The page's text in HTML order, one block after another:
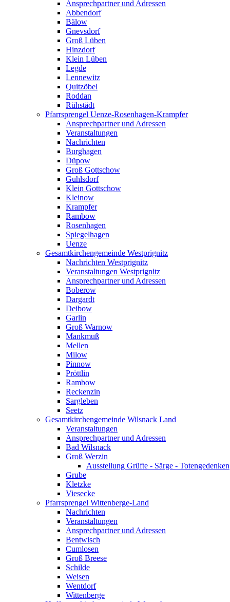
Ansprechpartner und Adressen
Abbendorf
Bälow
Gnevsdorf
Groß Lüben
Hinzdorf
Klein Lüben
Legde
Lennewitz
Quitzöbel
Roddan
Rühstädt
Pfarrsprengel Uenze-Rosenhagen-Krampfer
Ansprechpartner und Adressen
Veranstaltungen
Nachrichten
Burghagen
Düpow
Groß Gottschow
Guhlsdorf
Klein Gottschow
Kleinow
Krampfer
Rambow
Rosenhagen
Spiegelhagen
Uenze
Gesamtkirchengemeinde Westprignitz
Nachrichten Westprignitz
Veranstaltungen Westprignitz
Ansprechpartner und Adressen
Boberow
Dargardt
Deibow
Garlin
Groß Warnow
Mankmuß
Mellen
Milow
Pinnow
Pröttlin
Rambow
Reckenzin
Sargleben
Seetz
Gesamtkirchengemeinde Wilsnack Land
Veranstaltungen
Ansprechpartner und Adressen
Bad Wilsnack
Groß Werzin
Ausstellung Grüfte - Särge - Totengedenken
Grube
Kletzke
Viesecke
Pfarrsprengel Wittenberge-Land
Nachrichten
Veranstaltungen
Ansprechpartner und Adressen
Bentwisch
Cumlosen
Groß Breese
Schilde
Weisen
Wentdorf
Wittenberge